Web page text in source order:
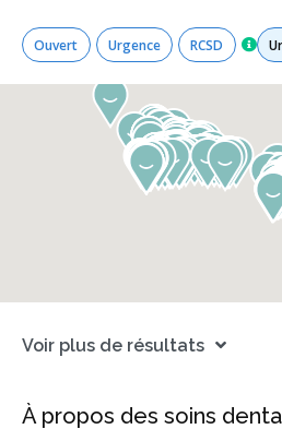
Ouvert Urgence RCSD
Voir plus de résultats
À propos des soins